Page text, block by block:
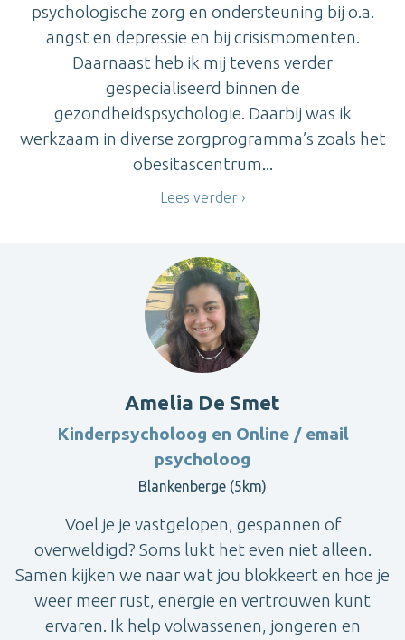
psychologische zorg en ondersteuning bij o.a.
angst en depressie en bij crisismomenten.
Daarnaast heb ik mij tevens verder
gespecialiseerd binnen de
gezondheidspsychologie. Daarbij was ik
werkzaam in diverse zorgprogramma’s zoals het
obesitascentrum...
Lees verder
Amelia De Smet
Kinderpsycholoog en Online / email
psycholoog
Blankenberge (5km)
Voel je je vastgelopen, gespannen of
overweldigd? Soms lukt het even niet alleen.
Samen kijken we naar wat jou blokkeert en hoe je
weer meer rust, energie en vertrouwen kunt
ervaren. Ik help volwassenen, jongeren en